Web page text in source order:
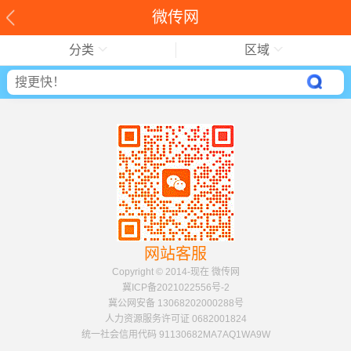
微传网
分类 区域
网站客服
Copyright © 2014-现在 微传网
冀ICP备2021022556号-2
冀公网安备 13068202000288号
人力资源服务许可证 0682001824
统一社会信用代码 91130682MA7AQ1WA9W